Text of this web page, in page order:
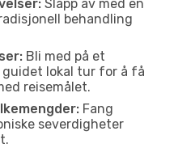
Slapp av med en
behandling
Bli med på et
lokal tur for å få
reisemålet.
Fang
severdigheter